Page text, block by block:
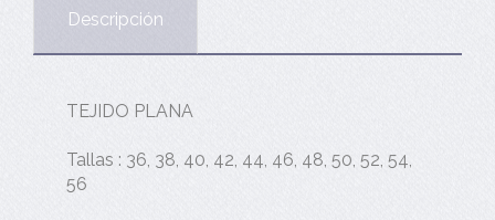
Descripción
TEJIDO PLANA
Tallas : 36, 38, 40, 42, 44, 46, 48, 50, 52, 54,
56